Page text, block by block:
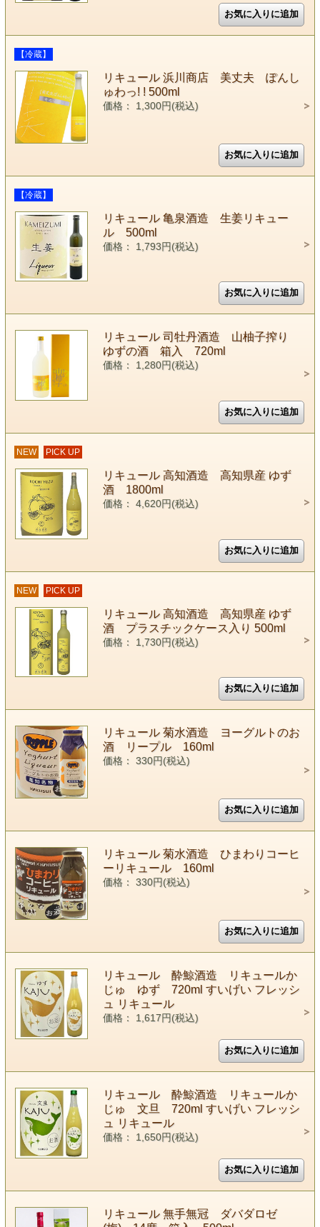
【冷蔵】
リキュール 浜川商店 美丈夫 ぽんし
ゅわっ! ! 500ml
価格： 1,300円(税込)
【冷蔵】
リキュール 亀泉酒造 生姜リキュー
ル 500ml
価格： 1,793円(税込)
リキュール 司牡丹酒造 山柚子搾り
ゆずの酒 箱入 720ml
価格： 1,280円(税込)
NEW PICK UP
リキュール 高知酒造 高知県産 ゆず
酒 1800ml
価格： 4,620円(税込)
NEW PICK UP
リキュール 高知酒造 高知県産 ゆず
酒 プラスチックケース入り 500ml
価格： 1,730円(税込)
リキュール 菊水酒造 ヨーグルトのお
酒 リープル 160ml
価格： 330円(税込)
リキュール 菊水酒造 ひまわりコーヒ
ーリキュール 160ml
価格： 330円(税込)
リキュール 酔鯨酒造 リキュールか
じゅ ゆず 720ml すいげい フレッシ
ュ リキュール
価格： 1,617円(税込)
リキュール 酔鯨酒造 リキュールか
じゅ 文旦 720ml すいげい フレッシ
ュ リキュール
価格： 1,650円(税込)
リキュール 無手無冠 ダバダロゼ